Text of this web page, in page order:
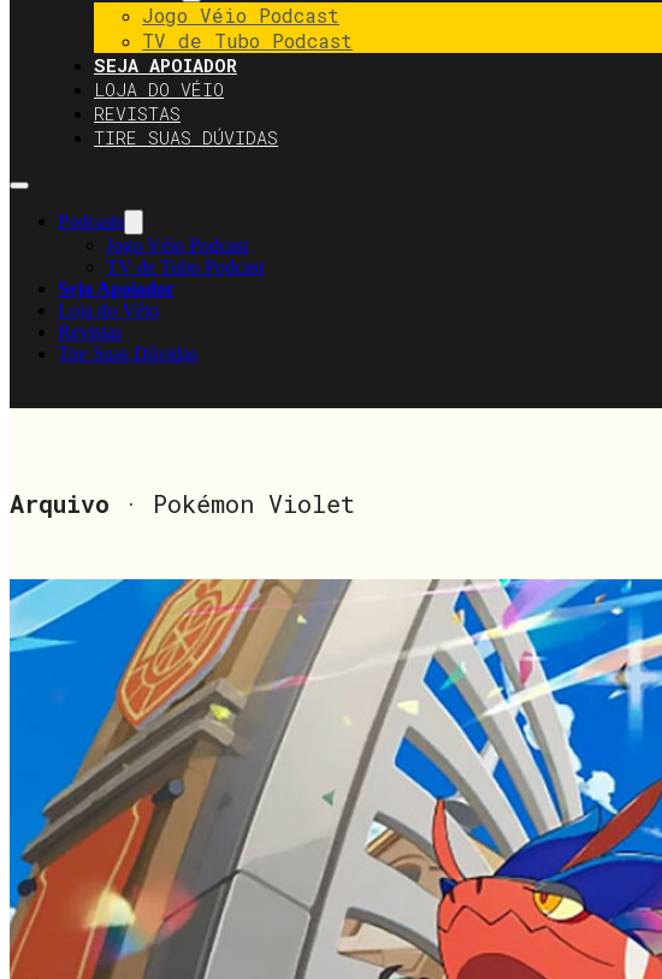
Jogo Véio Podcast
TV de Tubo Podcast
SEJA APOIADOR
LOJA DO VÉIO
REVISTAS
TIRE SUAS DÚVIDAS
Podcasts
Jogo Véio Podcast
TV de Tubo Podcast
Seja Apoiador
Loja do Véio
Revistas
Tire Suas Dúvidas
Arquivo · Pokémon Violet